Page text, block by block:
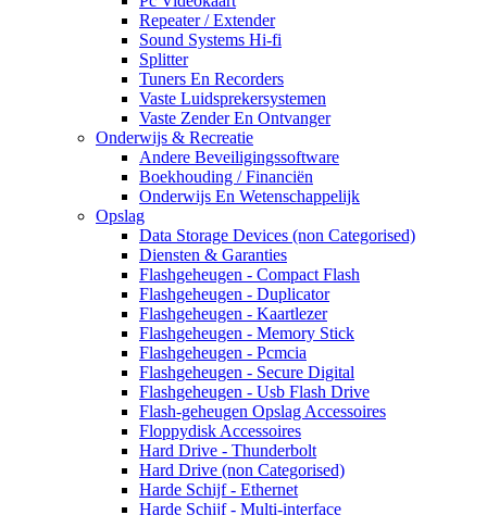
Repeater / Extender
Sound Systems Hi-fi
Splitter
Tuners En Recorders
Vaste Luidsprekersystemen
Vaste Zender En Ontvanger
Onderwijs & Recreatie
Andere Beveiligingssoftware
Boekhouding / Financiën
Onderwijs En Wetenschappelijk
Opslag
Data Storage Devices (non Categorised)
Diensten & Garanties
Flashgeheugen - Compact Flash
Flashgeheugen - Duplicator
Flashgeheugen - Kaartlezer
Flashgeheugen - Memory Stick
Flashgeheugen - Pcmcia
Flashgeheugen - Secure Digital
Flashgeheugen - Usb Flash Drive
Flash-geheugen Opslag Accessoires
Floppydisk Accessoires
Hard Drive - Thunderbolt
Hard Drive (non Categorised)
Harde Schijf - Ethernet
Harde Schijf - Multi-interface